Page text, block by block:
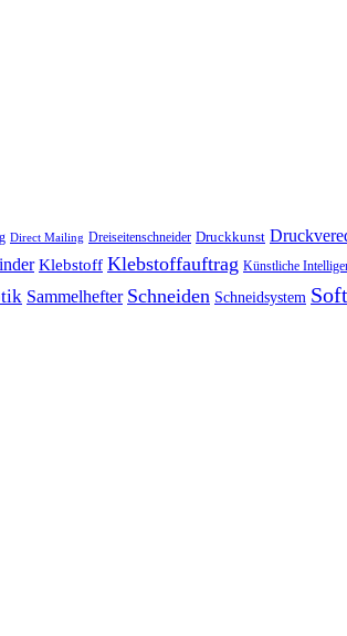
Direct Mailing Dreiseitenschneider Druckkunst
Klebstoff Klebstoffauftrag Künstliche
Sammelhefter Schneiden Schneidsystem